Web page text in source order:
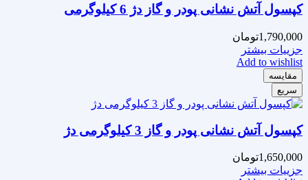
کپسول آتش نشانی پودر و گاز دژ 6 کیلوگرمی
1,790,000تومان
جزییات بیشتر
Add to wishlist
مقایسه
سریع
کپسول آتش نشانی پودر و گاز 3 کیلوگرمی دژ
1,650,000تومان
جزییات بیشتر